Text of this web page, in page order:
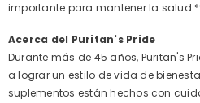
importante para mantener la
Acerca del Puritan's Pride
Durante más de 45 años, Puritan's
a lograr un estilo de vida de
suplementos están hechos con